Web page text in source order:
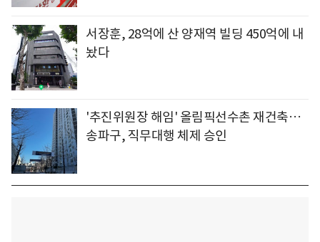
서장훈, 28억에 산 양재역 빌딩 450억에 내
놨다
'추진위원장 해임' 올림픽선수촌 재건축…
송파구, 직무대행 체제 승인